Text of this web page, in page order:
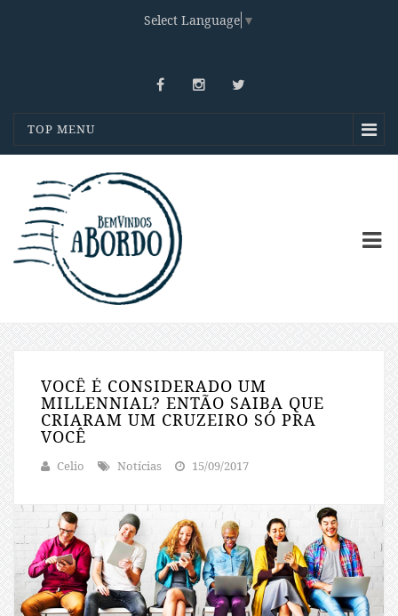
Select Language ▼
TOP MENU
VOCÊ É CONSIDERADO UM
MILLENNIAL? ENTÃO SAIBA QUE
CRIARAM UM CRUZEIRO SÓ PRA
VOCÊ
Celio Notícias 15/09/2017